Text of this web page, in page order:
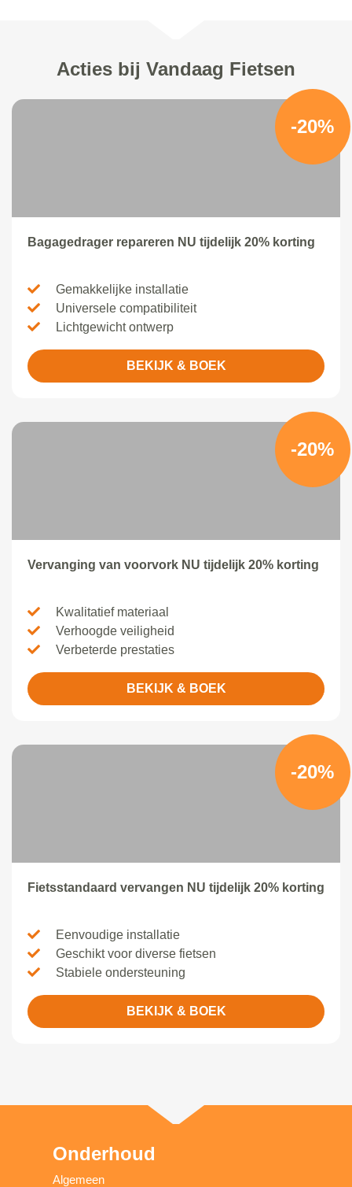
Acties bij Vandaag Fietsen
-20%
Bagagedrager repareren NU tijdelijk 20% korting
Gemakkelijke installatie
Universele compatibiliteit
Lichtgewicht ontwerp
BEKIJK & BOEK
-20%
Vervanging van voorvork NU tijdelijk 20% korting
Kwalitatief materiaal
Verhoogde veiligheid
Verbeterde prestaties
BEKIJK & BOEK
-20%
Fietsstandaard vervangen NU tijdelijk 20% korting
Eenvoudige installatie
Geschikt voor diverse fietsen
Stabiele ondersteuning
BEKIJK & BOEK
Onderhoud
Algemeen